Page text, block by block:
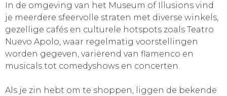
In de omgeving van het Museum of Illusions vind
je meerdere sfeervolle straten met diverse winkels,
gezellige cafés en culturele hotspots zoals Teatro
Nuevo Apolo, waar regelmatig voorstellingen
worden gegeven, variërend van flamenco en
musicals tot comedyshows en concerten.
Als je zin hebt om te shoppen, liggen de bekende